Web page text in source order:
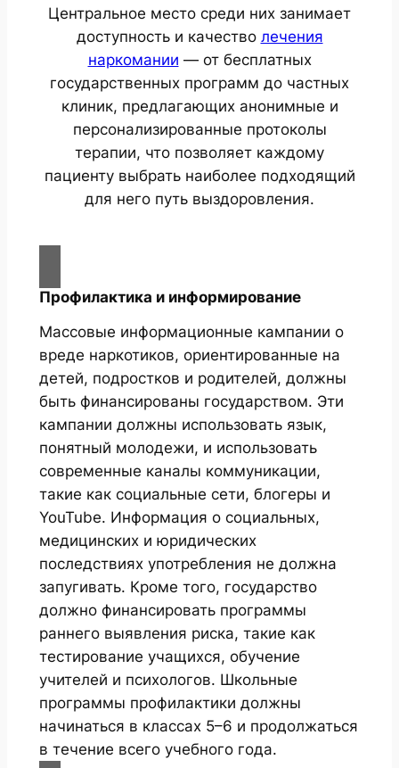
Центральное место среди них занимает
доступность и качество лечения
наркомании — от бесплатных
государственных программ до частных
клиник, предлагающих анонимные и
персонализированные протоколы
терапии, что позволяет каждому
пациенту выбрать наиболее подходящий
для него путь выздоровления.
Профилактика и информирование
Массовые информационные кампании о
вреде наркотиков, ориентированные на
детей, подростков и родителей, должны
быть финансированы государством. Эти
кампании должны использовать язык,
понятный молодежи, и использовать
современные каналы коммуникации,
такие как социальные сети, блогеры и
YouTube. Информация о социальных,
медицинских и юридических
последствиях употребления не должна
запугивать. Кроме того, государство
должно финансировать программы
раннего выявления риска, такие как
тестирование учащихся, обучение
учителей и психологов. Школьные
программы профилактики должны
начинаться в классах 5–6 и продолжаться
в течение всего учебного года.